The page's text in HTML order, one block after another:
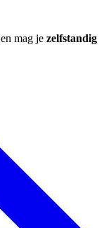
en mag je zelfstandig